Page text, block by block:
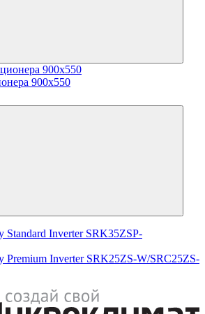
900х550
Standard Inverter SRK35ZSP-
Premium Inverter SRK25ZS-W/SRC25ZS-